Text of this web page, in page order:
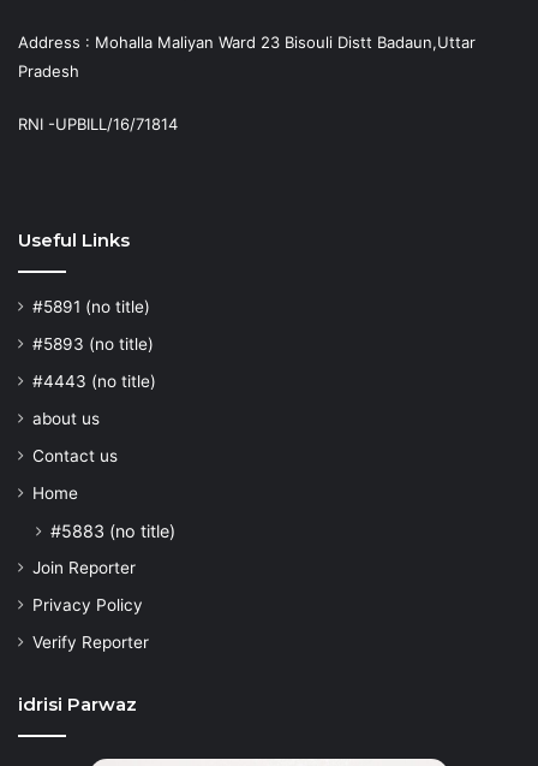
Address : Mohalla Maliyan Ward 23 Bisouli Distt Badaun,Uttar
Pradesh
RNI -UPBILL/16/71814
Useful Links
#5891 (no title)
#5893 (no title)
#4443 (no title)
about us
Contact us
Home
#5883 (no title)
Join Reporter
Privacy Policy
Verify Reporter
idrisi Parwaz